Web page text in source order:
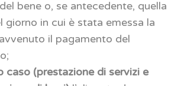
bene o, se antecedente, quella
giorno in cui è stata emessa la
il pagamento del
caso (prestazione di servizi e